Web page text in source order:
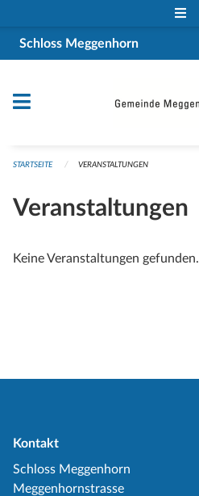
Schloss Meggenhorn
STARTSEITE VERANSTALTUNGEN
Veranstaltungen
Keine Veranstaltungen gefunden.
Kontakt
Schloss Meggenhorn
Meggenhornstrasse